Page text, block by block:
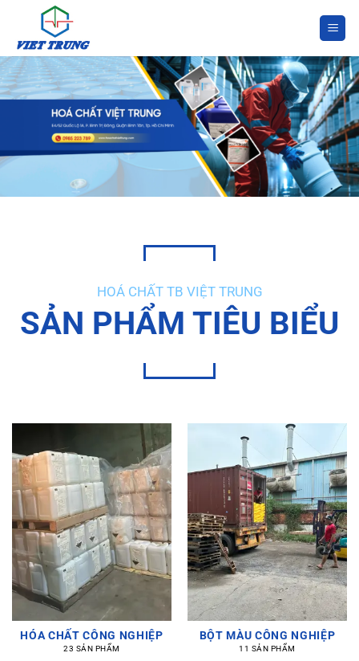
dung
HOÁ CHẤT TB VIỆT TRUNG
SẢN PHẨM TIÊU BIỂU
HÓA CHẤT CÔNG NGHIỆP
23 SẢN PHẨM
BỘT MÀU CÔNG NGHIỆP
11 SẢN PHẨM